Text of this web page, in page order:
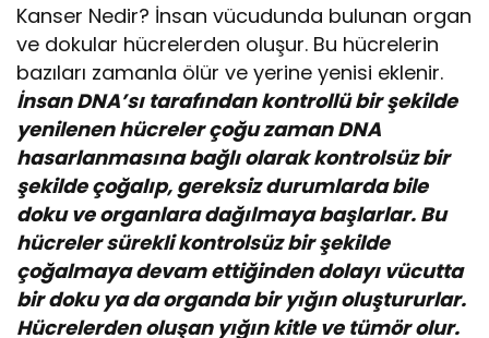
Kanser Nedir? İnsan vücudunda bulunan organ
ve dokular hücrelerden oluşur. Bu hücrelerin
bazıları zamanla ölür ve yerine yenisi eklenir.
İnsan DNA’sı tarafından kontrollü bir şekilde
yenilenen hücreler çoğu zaman DNA
hasarlanmasına bağlı olarak kontrolsüz bir
şekilde çoğalıp, gereksiz durumlarda bile
doku ve organlara dağılmaya başlarlar. Bu
hücreler sürekli kontrolsüz bir şekilde
çoğalmaya devam ettiğinden dolayı vücutta
bir doku ya da organda bir yığın oluştururlar.
Hücrelerden oluşan yığın kitle ve tümör olur.